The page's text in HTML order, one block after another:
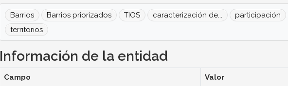
Barrios Barrios priorizados TIOS caracterización de... participación
territorios
Información de la entidad
Campo Valor